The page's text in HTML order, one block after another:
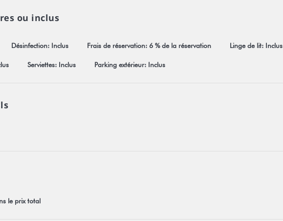
ou inclus
Désinfection: Inclus Frais de réservation: 6 % de la réservation Linge de lit: Inclus
Serviettes: Inclus Parking extérieur: Inclus
le prix total